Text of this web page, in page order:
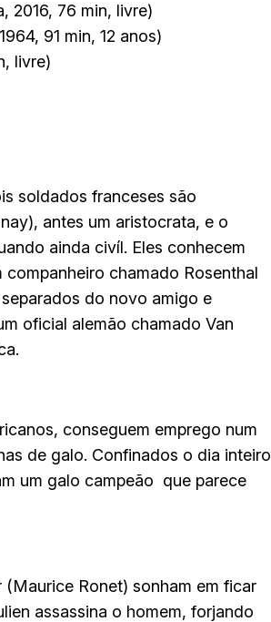
2016, 76 min, livre)
91 min, 12 anos)
livre)
soldados franceses são
antes um aristocrata, e o
ainda civíl. Eles conhecem
chamado Rosenthal
do novo amigo e
oficial alemão chamado Van
conseguem emprego num
de galo. Confinados o dia inteiro
um galo campeão que parece
Ronet) sonham em ficar
assassina o homem, forjando